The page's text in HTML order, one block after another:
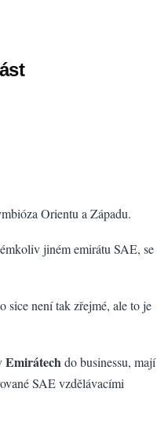
Orientu a Západu.
jiném emirátu SAE, se
sice není tak zřejmé, ale to je
Emirátechdo businessu, mají
SAE vzdělávacími